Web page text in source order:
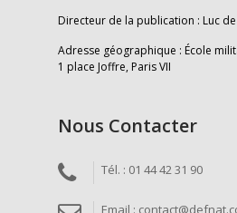
Directeur de la publication : Luc
Adresse géographique : École
1 place Joffre, Paris VII
Nous Contacter
Tél. : 01 44 42 31 90
Email :